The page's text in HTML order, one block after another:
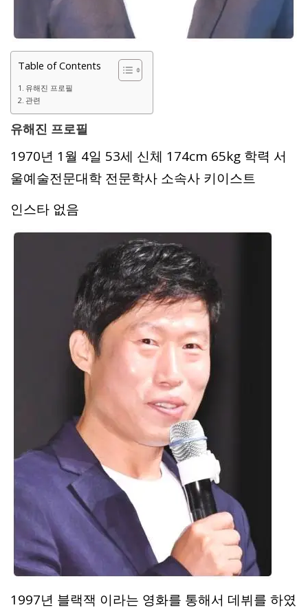
Table of Contents
유해진 프로필
관련
유해진 프로필
1970년 1월 4일 53세 신체 174cm 65kg 학력 서
울예술전문대학 전문학사 소속사 키이스트
인스타 없음
1997년 블랙잭 이라는 영화를 통해서 데뷔를 하였